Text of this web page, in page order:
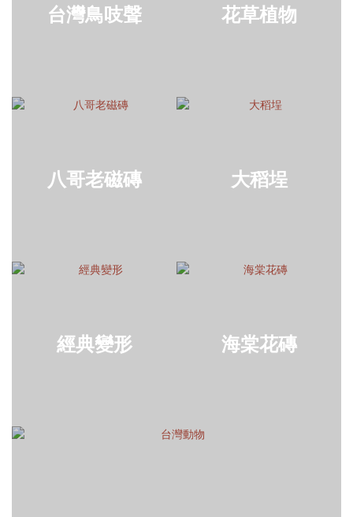
台灣鳥吱聲 花草植物
八哥老磁磚 大稻埕
經典變形 海棠花磚